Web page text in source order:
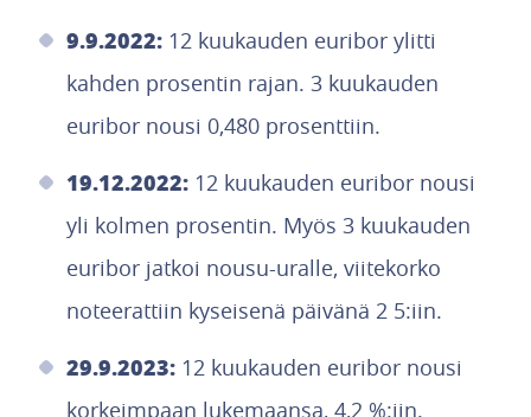
9.9.2022: 12 kuukauden euribor ylitti
kahden prosentin rajan. 3 kuukauden
euribor nousi 0,480 prosenttiin.
19.12.2022: 12 kuukauden euribor nousi
yli kolmen prosentin. Myös 3 kuukauden
euribor jatkoi nousu-uralle, viitekorko
noteerattiin kyseisenä päivänä 2 5:iin.
29.9.2023: 12 kuukauden euribor nousi
korkeimpaan lukemaansa, 4,2 %:iin.